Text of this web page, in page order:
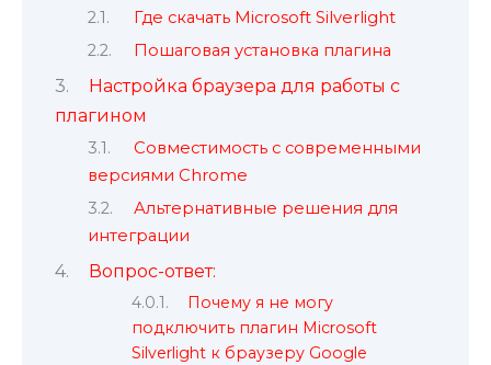
Где скачать Microsoft Silverlight
Пошаговая установка плагина
Настройка браузера для работы с
плагином
Совместимость с современными
версиями Chrome
Альтернативные решения для
интеграции
Вопрос-ответ:
Почему я не могу
подключить плагин Microsoft
Silverlight к браузеру Google